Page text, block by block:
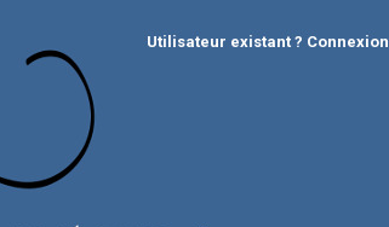
Utilisateur existant ? Connexion